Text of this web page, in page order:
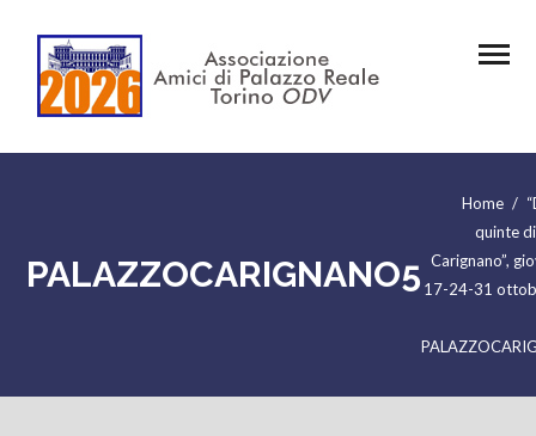
PALAZZOCARIGNANO5
Home /
quinte
Carignano”,
17-24-31